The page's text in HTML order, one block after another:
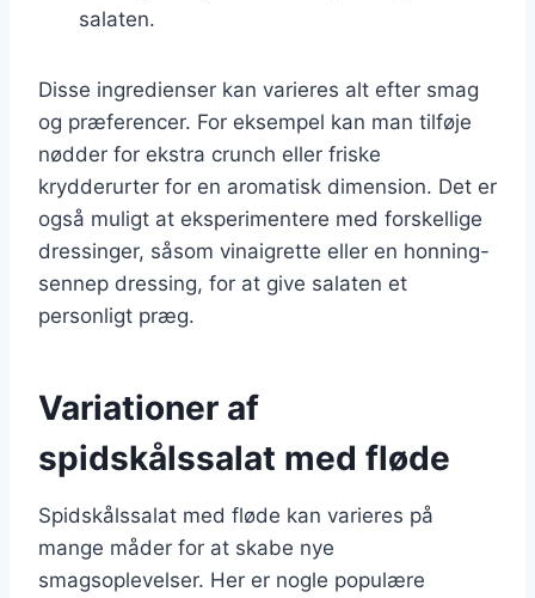
salaten.
Disse ingredienser kan varieres alt efter smag
og præferencer. For eksempel kan man tilføje
nødder for ekstra crunch eller friske
krydderurter for en aromatisk dimension. Det er
også muligt at eksperimentere med forskellige
dressinger, såsom vinaigrette eller en honning-
sennep dressing, for at give salaten et
personligt præg.
Variationer af
spidskålssalat med fløde
Spidskålssalat med fløde kan varieres på
mange måder for at skabe nye
smagsoplevelser. Her er nogle populære